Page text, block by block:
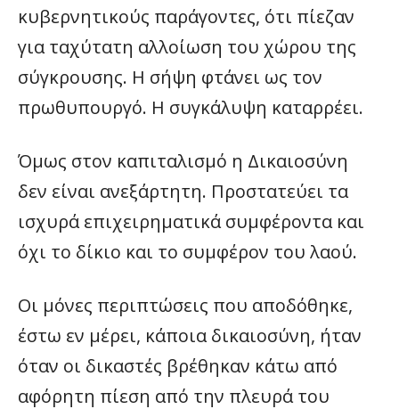
κυβερνητικούς παράγοντες, ότι πίεζαν
για ταχύτατη αλλοίωση του χώρου της
σύγκρουσης. Η σήψη φτάνει ως τον
πρωθυπουργό. Η συγκάλυψη καταρρέει.
Όμως στον καπιταλισμό η Δικαιοσύνη
δεν είναι ανεξάρτητη. Προστατεύει τα
ισχυρά επιχειρηματικά συμφέροντα και
όχι το δίκιο και το συμφέρον του λαού.
Οι μόνες περιπτώσεις που αποδόθηκε,
έστω εν μέρει, κάποια δικαιοσύνη, ήταν
όταν οι δικαστές βρέθηκαν κάτω από
αφόρητη πίεση από την πλευρά του